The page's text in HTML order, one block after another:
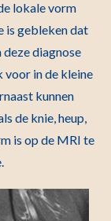
lokale vorm
is gebleken dat
deze diagnose
in de kleine
kunnen
de knie, heup,
is op de MRI te